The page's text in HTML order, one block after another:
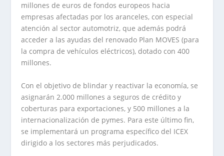
millones de euros de fondos europeos hacia
empresas afectadas por los aranceles, con especial
atención al sector automotriz, que además podrá
acceder a las ayudas del renovado Plan MOVES (para
la compra de vehículos eléctricos), dotado con 400
millones.
Con el objetivo de blindar y reactivar la economía, se
asignarán 2.000 millones a seguros de crédito y
coberturas para exportaciones, y 500 millones a la
internacionalización de pymes. Para este último fin,
se implementará un programa específico del ICEX
dirigido a los sectores más perjudicados.